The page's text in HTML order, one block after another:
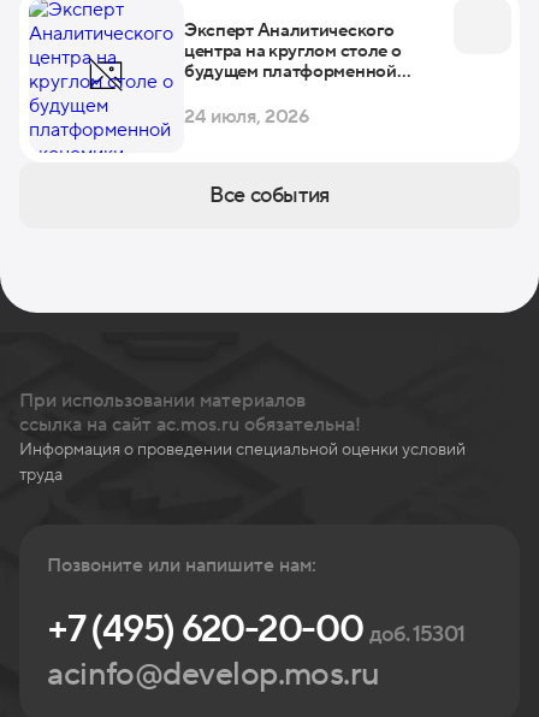
Эксперт Аналитического
центра на круглом столе о
будущем платформенной
24 июля, 2026
Все события
При использовании материалов
ссылка на сайт ac.mos.ru обязательна!
Информация о проведении специальной оценки условий
труда
Позвоните или напишите нам:
+7 (495) 620-20-00доб. 15301
acinfo@develop.mos.ru